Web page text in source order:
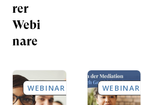
rer
Webi
nare
WEBINARE WEBINARE